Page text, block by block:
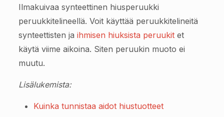
Ilmakuivaa synteettinen hiusperuukki
peruukkitelineellä. Voit käyttää peruukkitelineitä
synteettisten ja ihmisen hiuksista peruukitet
käytä viime aikoina. Siten peruukin muoto ei
muutu.
Lisälukemista:
Kuinka tunnistaa aidot hiustuotteet